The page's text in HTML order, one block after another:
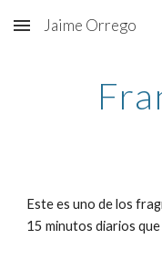
Skip to main content
Jaime Orrego
Este es uno de los
15 minutos diarios